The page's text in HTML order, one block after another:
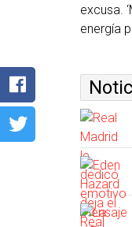
excusa.
energía